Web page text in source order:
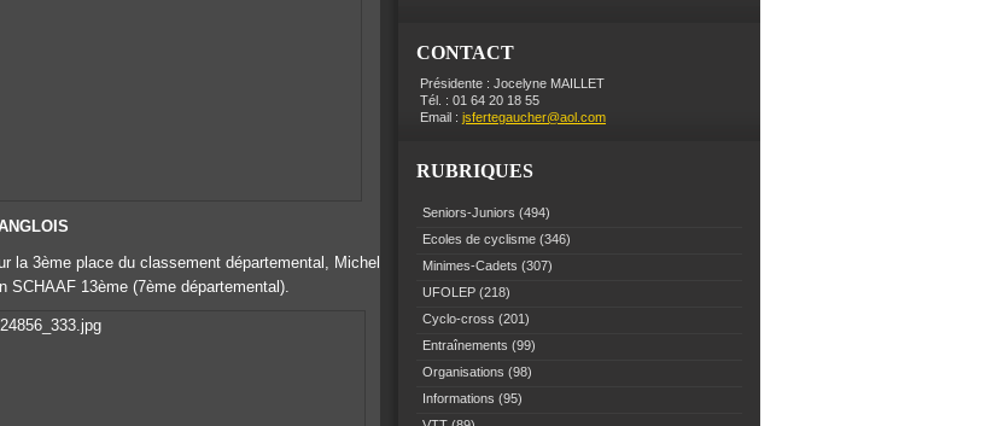
la 3ème place du classement départemental, Michel
SCHAAF 13ème (7ème départemental).
CONTACT
Présidente : Jocelyne MAILLET
Tél. : 01 64 20 18 55
Email : jsfertegaucher@aol.com
RUBRIQUES
Seniors-Juniors (494)
Ecoles de cyclisme (346)
Minimes-Cadets (307)
UFOLEP (218)
Cyclo-cross (201)
Entraînements (99)
Organisations (98)
Informations (95)